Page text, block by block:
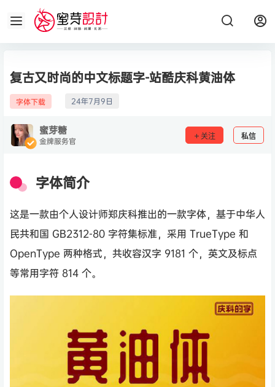
复古又时尚的中文标题字-站酷庆科黄油体
字体下载 24年7月9日
蜜芽糖
金牌服务官 关注 私信
字体简介
这是一款由个人设计师郑庆科推出的一款字体，基于中华人
民共和国 GB2312-80 字符集标准，采用 TrueType 和
OpenType 两种格式，共收容汉字 9181 个，英文及标点
等常用字符 814 个。